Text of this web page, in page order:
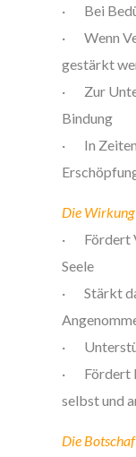
· Bei
· Wenn
gestärkt
· Zur
Bindung
· In Zeiten
Die Wirkung
· Fördert
Seele
· Stärkt
·
· Fördert
selbst und
Die